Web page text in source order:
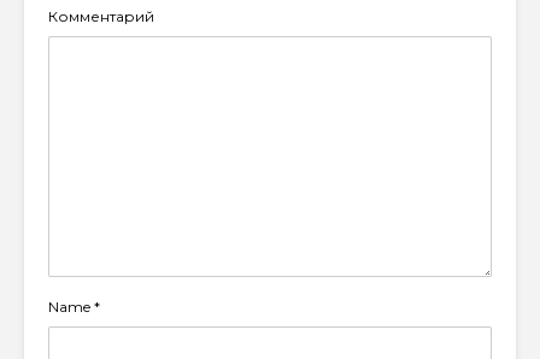
Комментарий
Name *